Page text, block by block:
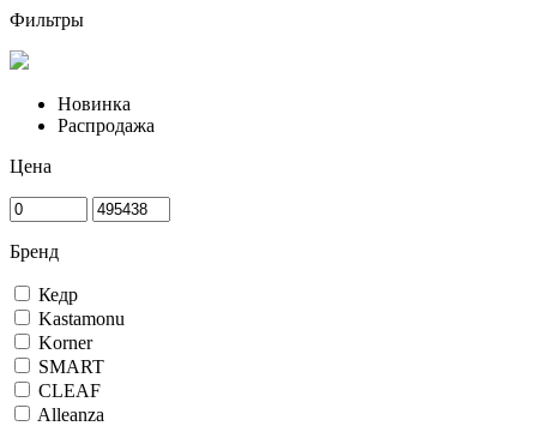
Фильтры
Новинка
Распродажа
Цена
Бренд
Кедр
Kastamonu
Korner
SMART
CLEAF
Alleanza